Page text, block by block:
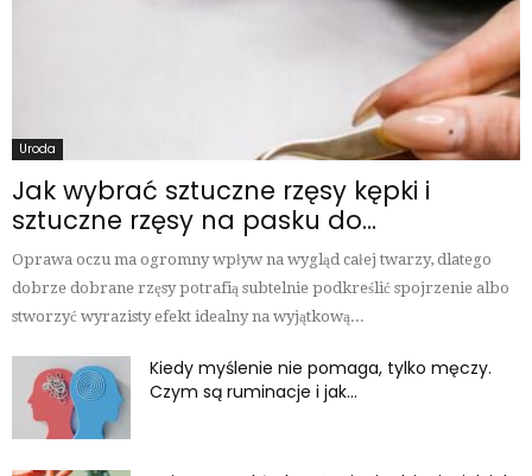
Uroda
Jak wybrać sztuczne rzęsy kępki i
sztuczne rzęsy na pasku do...
Oprawa oczu ma ogromny wpływ na wygląd całej twarzy, dlatego
dobrze dobrane rzęsy potrafią subtelnie podkreślić spojrzenie albo
stworzyć wyrazisty efekt idealny na wyjątkową...
Kiedy myślenie nie pomaga, tylko męczy.
Czym są ruminacje i jak...